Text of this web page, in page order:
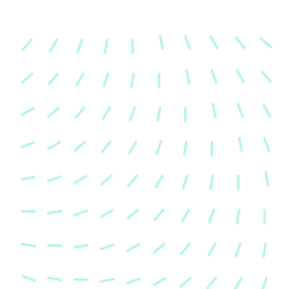
Unsere exakte
dass Ihre
wieder in ihren